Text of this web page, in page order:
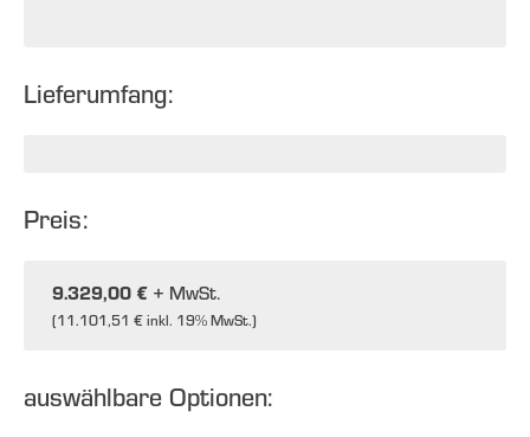
Lieferumfang:
Preis:
9.329,00 € + MwSt.
(11.101,51 €inkl. 19% MwSt.)
auswählbare Optionen: